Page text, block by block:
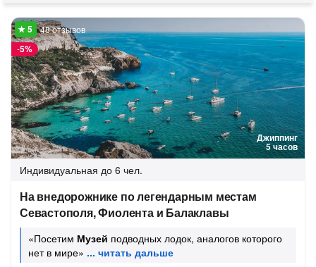
Джиппинг
5 часов
-5%
48 отзывов
Индивидуальная до 6 чел.
На внедорожнике по легендарным местам
Севастополя, Фиолента и Балаклавы
«Посетим Музей подводных лодок, аналогов которого
нет в мире»